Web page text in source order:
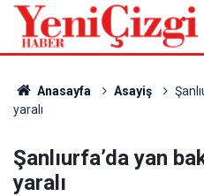
Anasayfa Asayiş
yaralı
Şanlıurfa’da yan
yaralı